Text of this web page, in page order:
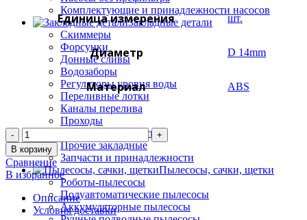
Комплектующие и принадлежности насосов
Закладные детали
Скиммеры
Форсунки
Донные сливы
Водозаборы
Регуляторы уровня воды
Переливные лотки
Каналы перелива
Проходы
Переливные решетки
Прочие закладные
Запчасти и принадлежности
Пылесосы, сачки, щетки
Роботы-пылесосы
Полуавтоматические пылесосы
Аккумуляторные пылесосы
Единица измерения шт.
Диаметр D 14mm
Материал ABS
Количество
В корзину
Сравнение
В избранное
Описание
Условия доставки